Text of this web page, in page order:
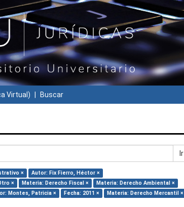
Virtual) Buscar
Ir
×
Autor: Fix Fierro, Héctor ×
× Materia: Derecho Fiscal ×
Materia: Derecho Ambiental ×
Montes, Patricia × Fecha: 2011 ×
Materia: Derecho Mercantil ×